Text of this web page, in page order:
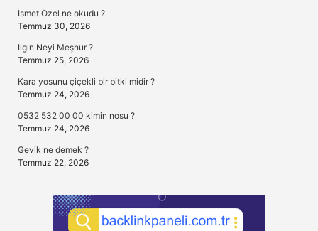
İsmet Özel ne okudu ?
Temmuz 30, 2026
Ilgın Neyi Meşhur ?
Temmuz 25, 2026
Kara yosunu çiçekli bir bitki midir ?
Temmuz 24, 2026
0532 532 00 00 kimin nosu ?
Temmuz 24, 2026
Gevik ne demek ?
Temmuz 22, 2026